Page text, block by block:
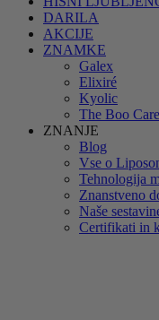
DARILA
AKCIJE
ZNAMKE
Galex
Elixiré
Kyolic
The Boo Care
ZNANJE
Blog
Vse o
Tehnologija
Znanstveno
Naše
Certifikati in